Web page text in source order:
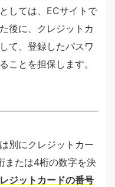
しては、ECサイトで
後に、クレジットカ
て、登録したパスワ
ことを担保します。
別にクレジットカー
または4桁の数字を決
ジットカードの番号